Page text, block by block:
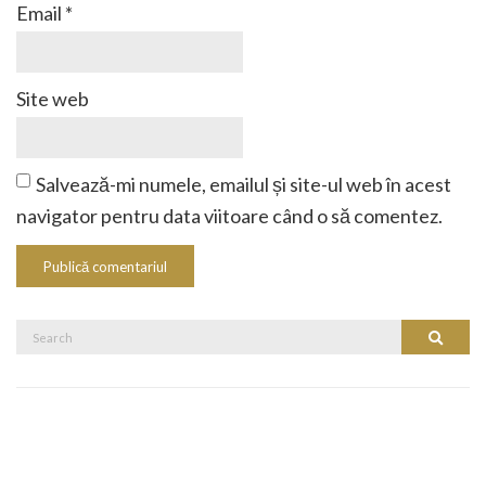
Email *
Site web
Salvează-mi numele, emailul și site-ul web în acest
navigator pentru data viitoare când o să comentez.
Search